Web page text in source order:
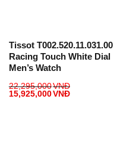
Tissot T002.520.11.031.00
Racing Touch White Dial
Men’s Watch
22,295,000VNĐ
15,925,000VNĐ